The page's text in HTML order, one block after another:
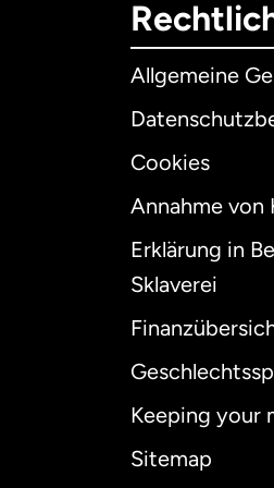
Allgemeine
Cookies
Annahme von
Erklärung in
Sklaverei
Keeping your
Sitemap